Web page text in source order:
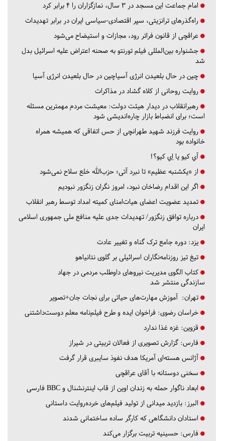
امام جماعت این مسجد در ۳ سال، نمازگزاران را ۴ برابر کرد
راه‌گذرهای ترانزیتی، سپر اقتصادی-سیاسی ایران در برابر تهدیدات
عراقچی از قانون فراتر رود، مجازات و استیضاح می‌شود
جشنواره بین‌المللی فیلم تورنتو به صحنه اعتراض علیه اسرائیل بدل
شد
چین در حال بلعیدن انرژی آسیاچین در حال بلعیدن انرژی آسیا
روایت روحانی از کلاه گشاد در مذاکرات
رهبرانقلاب در دیدار هیئت دولت: معیشت مردم مهمترین مسئله
است؛ برای انضباط بازار چاره‌اندیشی شود
روایت فرزند شهید طهرانچی از حس اتفاقی که همیشه همراه
خانواده بود
آي كيو يا اِي كيو؟!
از «یکشنبه عظیم» تا نبرد آتی؛ حزب‌الله خلع سلاح نمی‌شود
اگر این اقدام رضاخان نبود، امروز نگران زنگزور نبودیم
تمدید عضویت اعضای هیات‌امنای کمیته امداد توسط رهبر انقلاب
درباره توافق زنگزور/ تهدیدات جدی علیه منافع ملی جمهوری اسلامی
ایران
یزد: دوره جامع ترک گناه و تغییر عادت
تیغ تیز روزنامه‌نگاران اسرائیلی بر گلوی نتانیاهو
کتاب الگوی مدیریت نیروهای داوطلب مردمی در جهاد
سازندگی منتشر شد
تهران: آموزش مهارت‌های حیاتی برای نجات جان+تصویر
خراسان رضوی: فراخوان ایده و طرح فیلم‌نامه معلم دوست‌داشتنی
قزوین: غزه غذا ندارد
فارس: گزارش تصویری از فعالان تربیتی در شیراز
آژانس هسته‌ای آمریکا هدف نفوذ سایبری قرار گرفت
سخنی دوستانه با آقای عراقچی
ابعاد ناگوار حمله به زندان اوین از قاب اینترنشنال و BBC فارسی
البرز: بازدید میدانی از تولید فیلم‌های خرده‌روایت داستانی
استادان دانشگاهی که کارگر ساده ساختمانی شدند
فارس: حسینیه تربیت برگزار می‌کند